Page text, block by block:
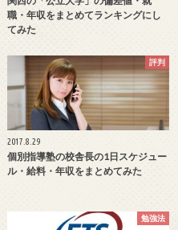
職・年収をまとめてランキングにし
てみた
評判
2017.8.29
個別指導塾の校舎長の1日スケジュー
ル・給料・年収をまとめてみた
勉強法